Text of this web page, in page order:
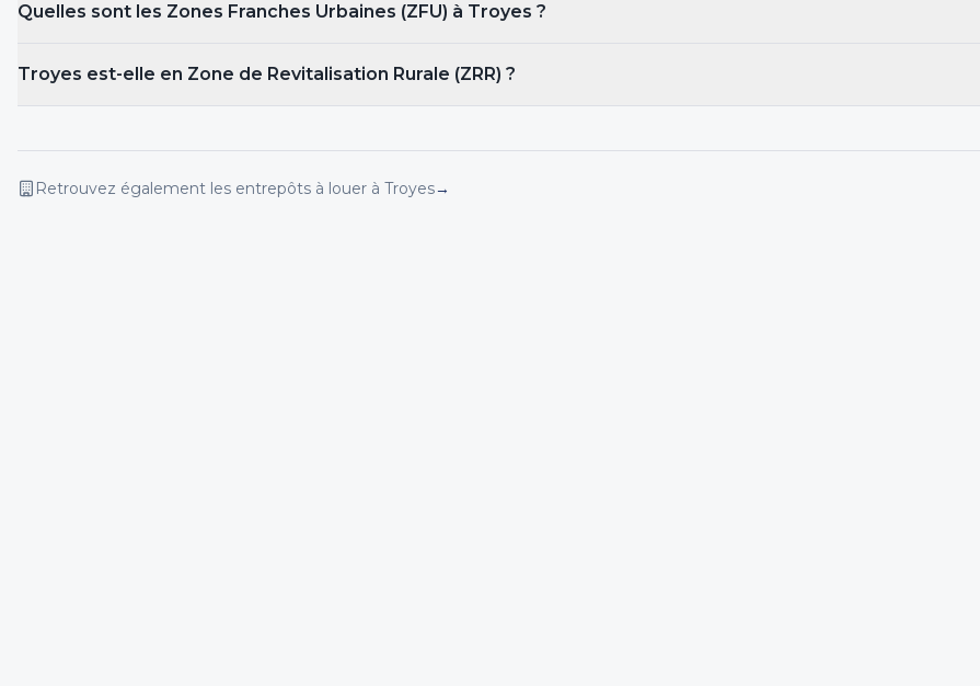
Quelles sont les Zones Franches Urbaines (ZFU) à Troyes ?
Troyes est-elle en Zone de Revitalisation Rurale (ZRR) ?
Retrouvez également les entrepôts à louer à Troyes→